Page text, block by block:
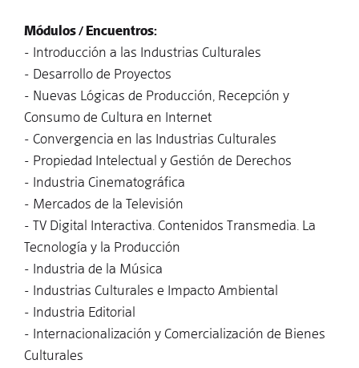
Módulos / Encuentros:
- Introducción a las Industrias Culturales
- Desarrollo de Proyectos
- Nuevas Lógicas de Producción, Recepción y
Consumo de Cultura en Internet
- Convergencia en las Industrias Culturales
- Propiedad Intelectual y Gestión de Derechos
- Industria Cinematográfica
- Mercados de la Televisión
- TV Digital Interactiva. Contenidos Transmedia. La
Tecnología y la Producción
- Industria de la Música
- Industrias Culturales e Impacto Ambiental
- Industria Editorial
- Internacionalización y Comercialización de Bienes
Culturales